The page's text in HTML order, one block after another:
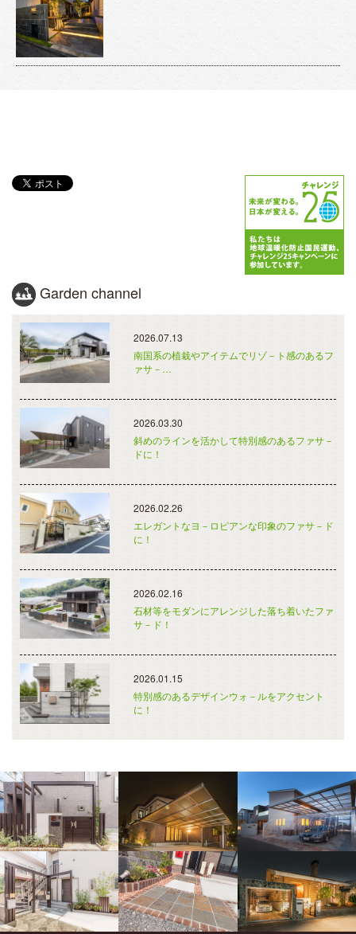
Garden channel
2026.07.13
南国系の植栽やアイテムでリゾ－ト感のあるフ
ァサ－…
2026.03.30
斜めのラインを活かして特別感のあるファサ－
ドに！
2026.02.26
エレガントなヨ－ロピアンな印象のファサ－ド
に！
2026.02.16
石材等をモダンにアレンジした落ち着いたファ
サ－ド！
2026.01.15
特別感のあるデザインウォ－ルをアクセント
に！